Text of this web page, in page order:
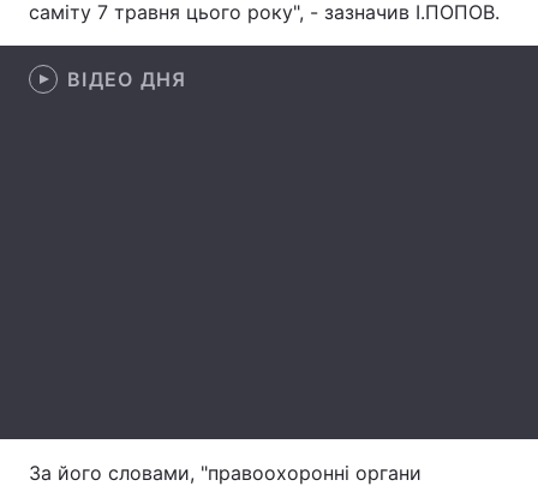
Цікавинки Погода
саміту 7 травня цього року", - зазначив І.ПОПОВ.
ВІДЕО ДНЯ
За його словами, "правоохоронні органи